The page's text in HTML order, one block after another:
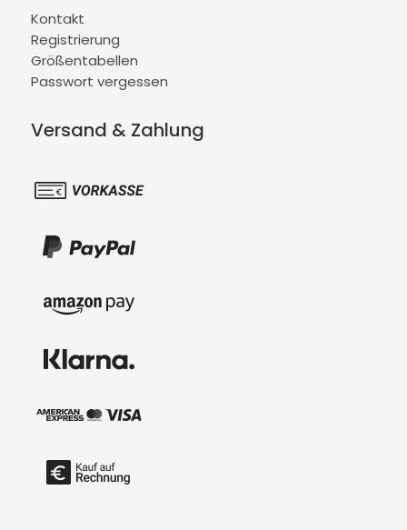
Kontakt
Registrierung
Größentabellen
Passwort vergessen
Versand & Zahlung